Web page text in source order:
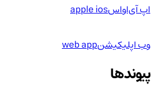
اپ آی‌او‌اسapple ios
وب اپلیکیشنweb app
پیوندها